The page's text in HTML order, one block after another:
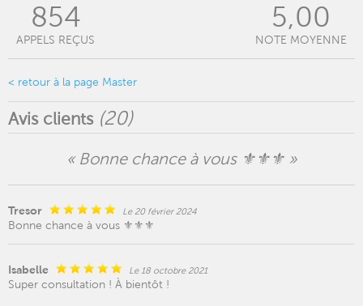
854
APPELS REÇUS
5,00
NOTE MOYENNE
< retour à la page Master
Avis clients (20)
« Bonne chance à vous ⚜️⚜️⚜️ »
Tresor Le 20 février 2024
Bonne chance à vous ⚜️⚜️⚜️
Isabelle Le 18 octobre 2021
Super consultation ! À bientôt !